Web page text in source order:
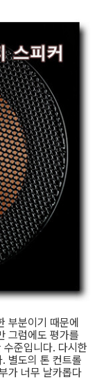
부분이기 때문에
그럼에도 평가를
준입니다. 다시한
별도의 톤 컨트롤
가 너무 날카롭다